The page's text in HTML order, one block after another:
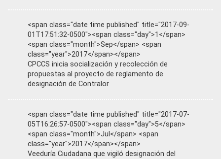
<span class="date time published" title="2017-09-
01T17:51:32-0500"><span class="day">1</span>
<span class="month">Sep</span> <span
class="year">2017</span></span>
CPCCS inicia socialización y recolección de
propuestas al proyecto de reglamento de
designación de Contralor
<span class="date time published" title="2017-07-
05T16:26:57-0500"><span class="day">5</span>
<span class="month">Jul</span> <span
class="year">2017</span></span>
Veeduría Ciudadana que vigiló designación del